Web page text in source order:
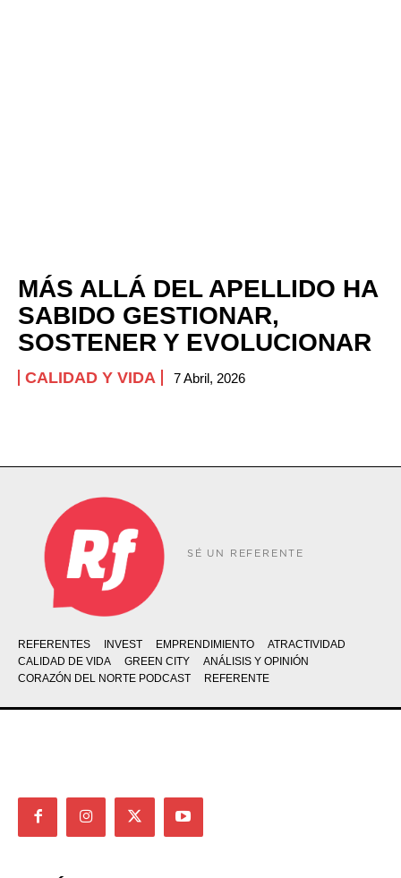
MÁS ALLÁ DEL APELLIDO HA
SABIDO GESTIONAR,
SOSTENER Y EVOLUCIONAR
CALIDAD Y VIDA 7 Abril, 2026
SÉ UN REFERENTE
REFERENTES INVEST EMPRENDIMIENTO
ATRACTIVIDAD
CALIDAD DE VIDA
GREEN CITY
ANÁLISIS Y OPINIÓN
CORAZÓN DEL NORTE PODCAST
REFERENTE